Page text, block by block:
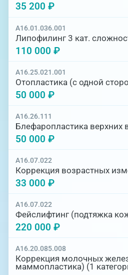
35 200 ₽
A16.01.036.001
Липофилинг 3 кат.
110 000 ₽
A16.25.021.001
Отопластика (с одной
50 000 ₽
A16.26.111
Блефаропластика верхних
50 000 ₽
A16.07.022
Коррекция возрастных
33 000 ₽
A16.07.022
Фейслифтинг (подтяжка
220 000 ₽
A16.20.085.008
Коррекция молочных
маммопластика) (1